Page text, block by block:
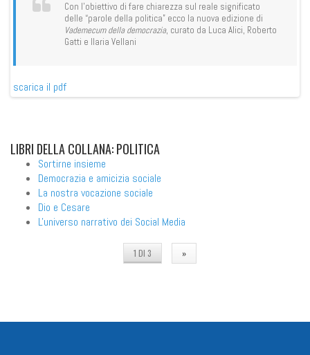
Con l’obiettivo di fare chiarezza sul reale significato
delle “parole della politica” ecco la nuova edizione di
Vademecum della democrazia, curato da Luca Alici, Roberto
Gatti e Ilaria Vellani
scarica il pdf
LIBRI DELLA COLLANA: POLITICA
Sortirne insieme
Democrazia e amicizia sociale
La nostra vocazione sociale
Dio e Cesare
L'universo narrativo dei Social Media
1 DI 3 »